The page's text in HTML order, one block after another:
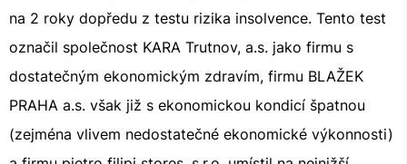
na 2 roky dopředu z testu rizika insolvence. Tento test
označil společnost KARA Trutnov, a.s. jako firmu s
dostatečným ekonomickým zdravím, firmu BLAŽEK
PRAHA a.s. však již s ekonomickou kondicí špatnou
(zejména vlivem nedostatečné ekonomické výkonnosti)